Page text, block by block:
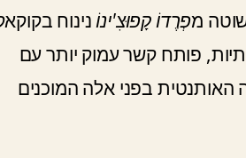
פְרֶדוֹ קָפוּצִ'ינוֹ נינוח
פותח קשר עמוק יותר עם
האותנטית בפני אלה המוכנים